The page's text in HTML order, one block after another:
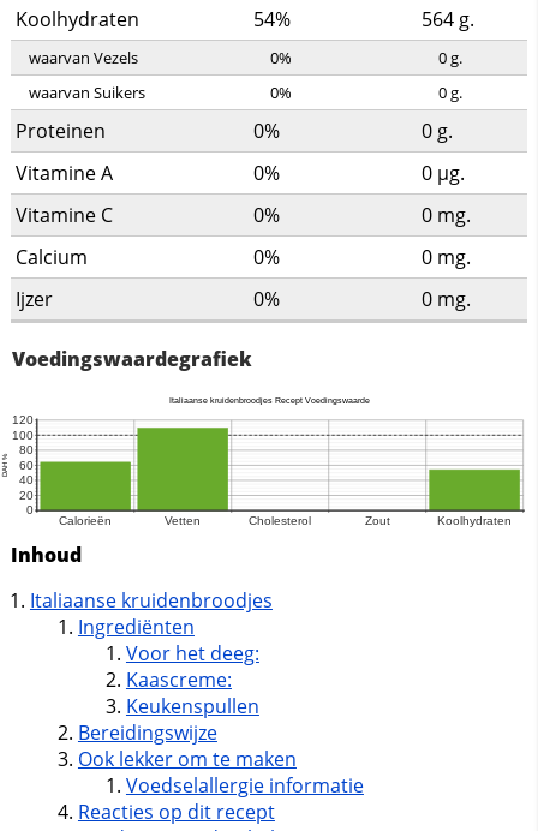
Koolhydraten 54% 564 g.
waarvan Vezels 0% 0g.
waarvan Suikers
0% 0g.
Proteinen 0% 0 g.
Vitamine A
0% 0 µg.
Vitamine C
0% 0 mg.
Calcium
0% 0 mg.
Ijzer
0% 0 mg.
Voedingswaardegrafiek
Inhoud
Italiaanse kruidenbroodjes
Ingrediënten
Voor het deeg:
Kaascreme:
Keukenspullen
Bereidingswijze
Ook lekker om te maken
Voedselallergie informatie
Reacties op dit recept